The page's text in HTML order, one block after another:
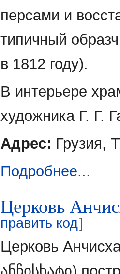
персами и
типичный
в 1812 году).
В интерьере
художника Г. Г.
Адрес: Грузия,
Подробнее...
Церковь
править код]
Церковь